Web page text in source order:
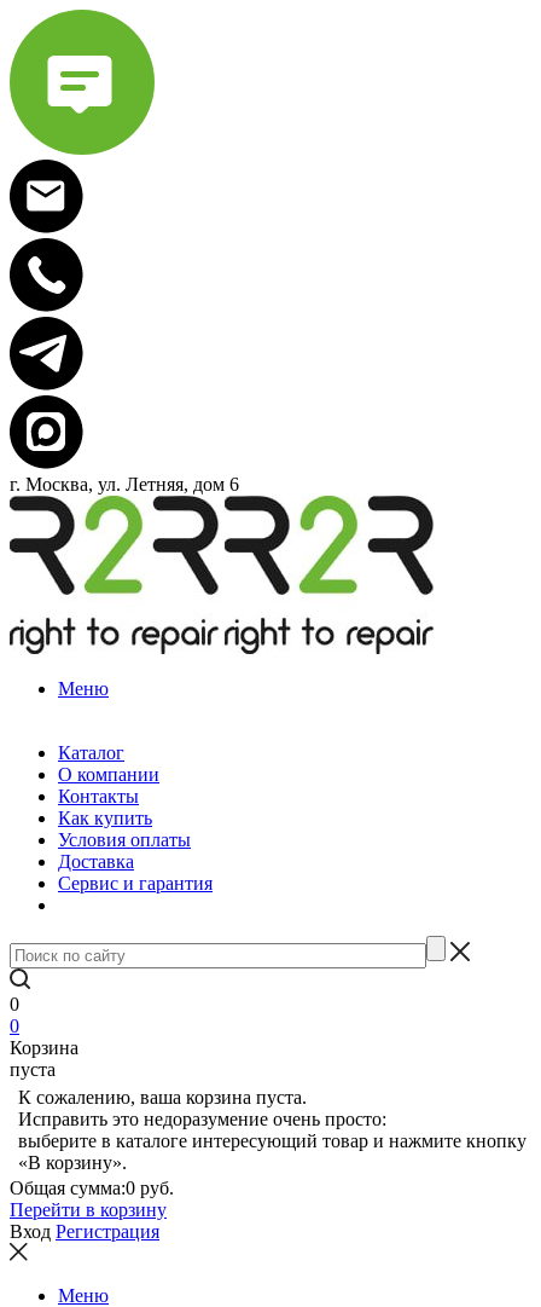
г. Москва, ул. Летняя, дом 6
Меню
Каталог
О компании
Контакты
Как купить
Условия оплаты
Доставка
Сервис и гарантия
0
0
Корзина
пуста
К сожалению, ваша корзина пуста.
Исправить это недоразумение очень просто:
выберите в каталоге интересующий товар и нажмите кнопку
«В корзину».
Общая сумма:0 руб.
Перейти в корзину
Вход Регистрация
Меню